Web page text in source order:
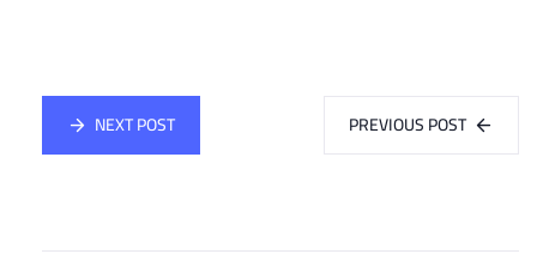
PREVIOUS POST
NEXT POST